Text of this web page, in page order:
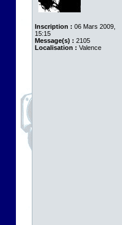
Inscription : 06 Mars 2009,
15:15
Message(s) : 2105
Localisation : Valence